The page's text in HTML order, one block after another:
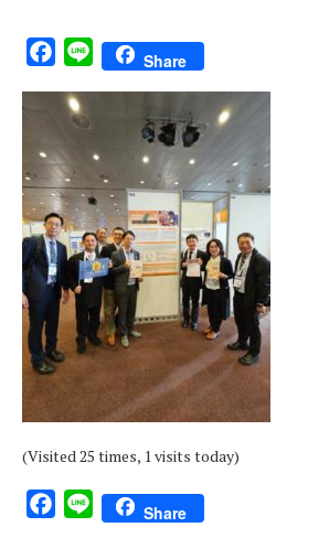
Facebook
Line Share
(Visited 25 times, 1 visits today)
Facebook
Line Share